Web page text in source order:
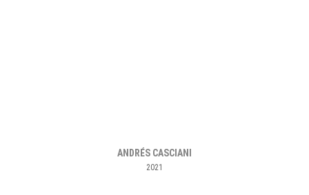
ANDRÉS CASCIANI
2021